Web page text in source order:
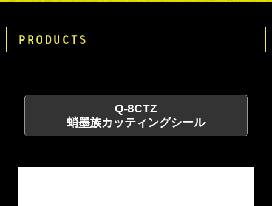
PRODUCTS
Q-8CTZ
蛸墨族カッティングシール